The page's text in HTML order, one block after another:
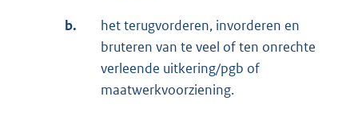
b.
het terugvorderen, invorderen en
bruteren van te veel of ten onrechte
verleende uitkering/pgb of
maatwerkvoorziening.